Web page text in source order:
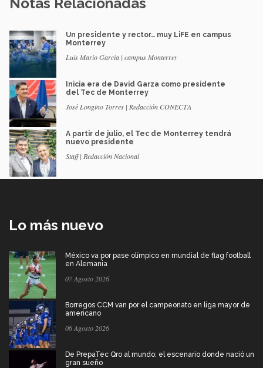
Un presidente y rector… muy LiFE en campus
Monterrey
Luis Mario García | campus Monterrey
Inicia era de David Garza como presidente
del Tec de Monterrey
José Longino Torres | Redacción CONECTA
A partir de julio, el Tec de Monterrey tendrá
nuevo presidente
Staff | Redacción Nacional
Lo más nuevo
México va por pase olímpico en mundial de flag football
en Alemania
07 Agosto 2026
Borregos CCM van por el campeonato en liga mayor de
americano
06 Agosto 2026
De PrepaTec Qro al mundo: el escenario donde nació un
gran sueño